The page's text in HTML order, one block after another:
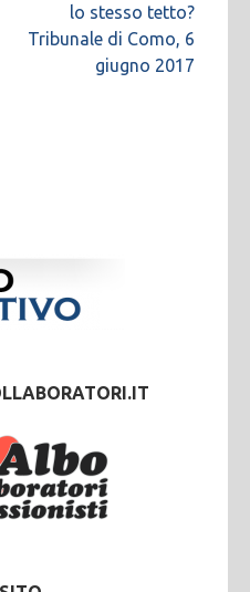
lo stesso tetto?
Tribunale di Como, 6
giugno 2017